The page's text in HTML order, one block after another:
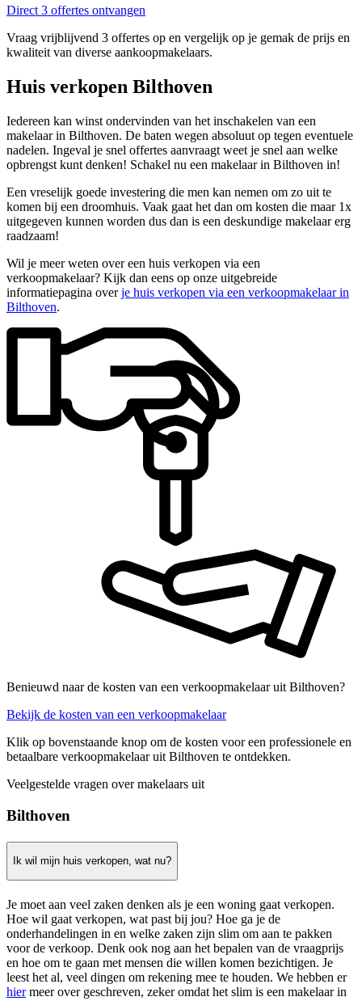
Direct 3 offertes ontvangen
Vraag vrijblijvend 3 offertes op en vergelijk op je gemak de prijs en
kwaliteit van diverse aankoopmakelaars.
Huis verkopen Bilthoven
Iedereen kan winst ondervinden van het inschakelen van een
makelaar in Bilthoven. De baten wegen absoluut op tegen eventuele
nadelen. Ingeval je snel offertes aanvraagt weet je snel aan welke
opbrengst kunt denken! Schakel nu een makelaar in Bilthoven in!
Een vreselijk goede investering die men kan nemen om zo uit te
komen bij een droomhuis. Vaak gaat het dan om kosten die maar 1x
uitgegeven kunnen worden dus dan is een deskundige makelaar erg
raadzaam!
Wil je meer weten over een huis verkopen via een
verkoopmakelaar? Kijk dan eens op onze uitgebreide
informatiepagina overje huis verkopen via een verkoopmakelaar in
Bilthoven.
Benieuwd naar de kosten van een verkoopmakelaar uit Bilthoven?
Bekijk de kosten van een verkoopmakelaar
Klik op bovenstaande knop om de kosten voor een professionele en
betaalbare verkoopmakelaar uit Bilthoven te ontdekken.
Veelgestelde vragen over makelaars uit
Bilthoven
Ik wil mijn huis verkopen, wat nu?
Je moet aan veel zaken denken als je een woning gaat verkopen.
Hoe wil gaat verkopen, wat past bij jou? Hoe ga je de
onderhandelingen in en welke zaken zijn slim om aan te pakken
voor de verkoop. Denk ook nog aan het bepalen van de vraagprijs
en hoe om te gaan met mensen die willen komen bezichtigen. Je
leest het al, veel dingen om rekening mee te houden. We hebben er
hiermeer over geschreven, zeker omdat het slim is een makelaar in